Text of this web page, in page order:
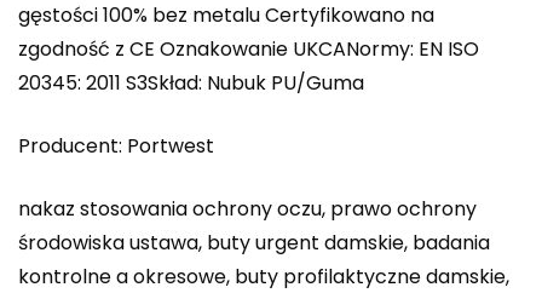
gęstości 100% bez metalu Certyfikowano na
zgodność z CE Oznakowanie UKCANormy: EN ISO
20345: 2011 S3Skład: Nubuk PU/Guma
Producent: Portwest
nakaz stosowania ochrony oczu, prawo ochrony
środowiska ustawa, buty urgent damskie, badania
kontrolne a okresowe, buty profilaktyczne damskie,